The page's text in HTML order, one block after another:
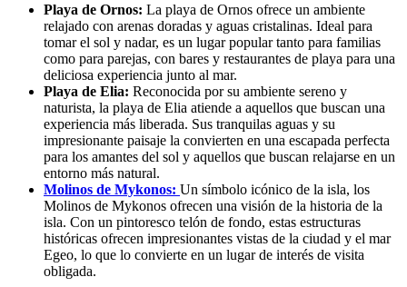
Playa de Ornos: La playa de Ornos ofrece un ambiente
relajado con arenas doradas y aguas cristalinas. Ideal para
tomar el sol y nadar, es un lugar popular tanto para familias
como para parejas, con bares y restaurantes de playa para una
deliciosa experiencia junto al mar.
Playa de Elia: Reconocida por su ambiente sereno y
naturista, la playa de Elia atiende a aquellos que buscan una
experiencia más liberada. Sus tranquilas aguas y su
impresionante paisaje la convierten en una escapada perfecta
para los amantes del sol y aquellos que buscan relajarse en un
entorno más natural.
Molinos de Mykonos: Un símbolo icónico de la isla, los
Molinos de Mykonos ofrecen una visión de la historia de la
isla. Con un pintoresco telón de fondo, estas estructuras
históricas ofrecen impresionantes vistas de la ciudad y el mar
Egeo, lo que lo convierte en un lugar de interés de visita
obligada.